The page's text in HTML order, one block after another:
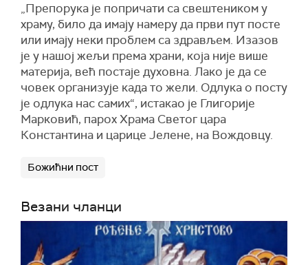
„Препорука је попричати са свештеником у
храму, било да имају намеру да први пут посте
или имају неки проблем са здрављем. Изазов
је у нашој жељи према храни, која није више
материја, већ постаје духовна. Лако је да се
човек организује када то жели. Одлука о посту
је одлука нас самих“, истакао је Глигорије
Марковић, парох Храма Светог цара
Константина и царице Јелене, на Вождовцу.
Божићни пост
Везани чланци